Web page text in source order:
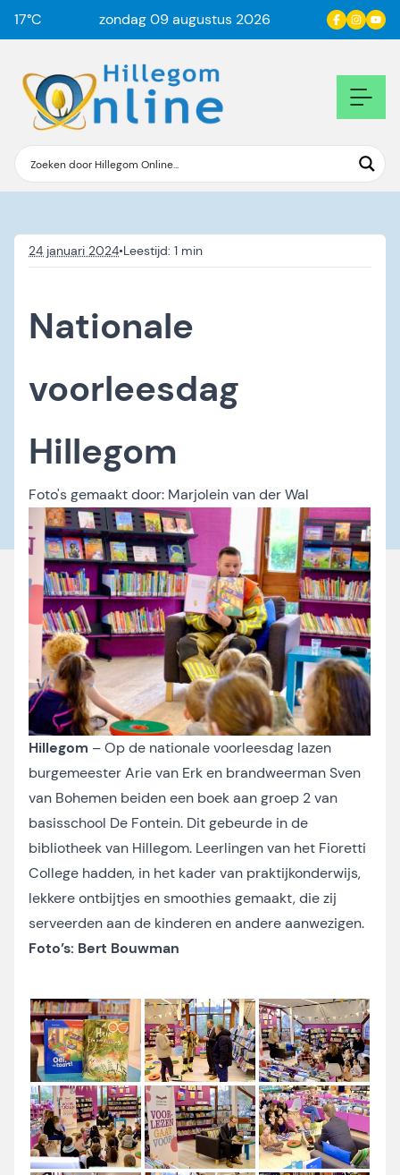
17°C zondag 09 augustus 2026
24 januari 2024•
Nationale
voorleesdag
Hillegom
Foto's gemaakt door: Marjolein van der Wal
Hillegom – Op de nationale voorleesdag lazen
burgemeester Arie van Erk en brandweerman Sven
van Bohemen beiden een boek aan groep 2 van
basisschool De Fontein. Dit gebeurde in de
bibliotheek van Hillegom. Leerlingen van het Fioretti
College hadden, in het kader van praktijkonderwijs,
lekkere ontbijtjes en smoothies gemaakt, die zij
serveerden aan de kinderen en andere aanwezigen.
Foto’s: Bert Bouwman